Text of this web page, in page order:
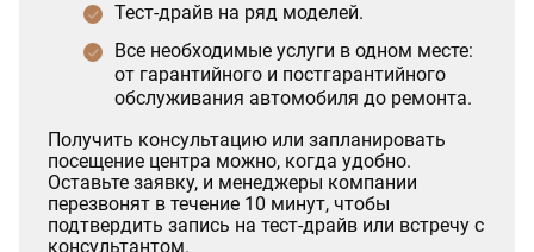
Тест-драйв на ряд моделей.
Все необходимые услуги в одном месте:
от гарантийного и постгарантийного
обслуживания автомобиля до ремонта.
Получить консультацию или запланировать
посещение центра можно, когда удобно.
Оставьте заявку, и менеджеры компании
перезвонят в течение 10 минут, чтобы
подтвердить запись на тест-драйв или встречу с
консультантом.